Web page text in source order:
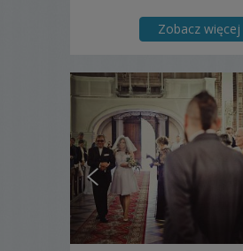
Zobacz więcej